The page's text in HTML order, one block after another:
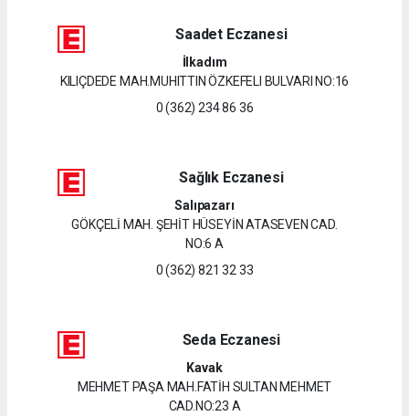
Saadet Eczanesi
İlkadım
KILIÇDEDE MAH.MUHITTIN ÖZKEFELI BULVARI NO:16
0 (362) 234 86 36
Sağlık Eczanesi
Salıpazarı
GÖKÇELİ MAH. ŞEHİT HÜSEYİN ATASEVEN CAD.
NO:6 A
0 (362) 821 32 33
Seda Eczanesi
Kavak
MEHMET PAŞA MAH.FATİH SULTAN MEHMET
CAD.NO:23 A